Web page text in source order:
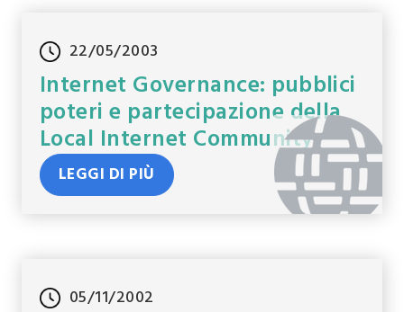
22/05/2003
Internet Governance: pubblici
poteri e partecipazione della
Local Internet Community
LEGGI DI PIÙ
05/11/2002